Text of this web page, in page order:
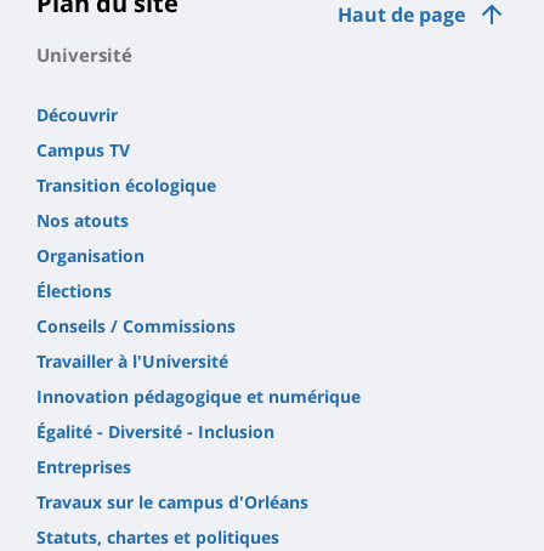
Haut de page
Université
Découvrir
Campus TV
Transition écologique
Nos atouts
Organisation
Élections
Conseils / Commissions
Travailler à l'Université
Innovation pédagogique et numérique
Égalité - Diversité - Inclusion
Entreprises
Travaux sur le campus d'Orléans
Statuts, chartes et politiques